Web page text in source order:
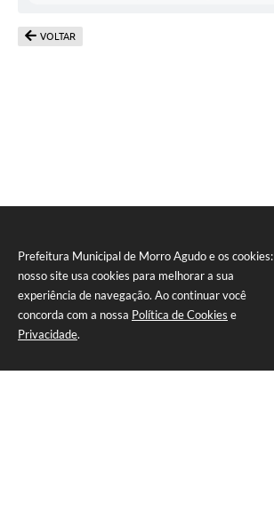
Prefeitura Municipal de Morro Agudo e os cookies:
nosso site usa cookies para melhorar a sua
experiência de navegação. Ao continuar você
concorda com a nossa Política de Cookies e
Privacidade.
VOLTAR